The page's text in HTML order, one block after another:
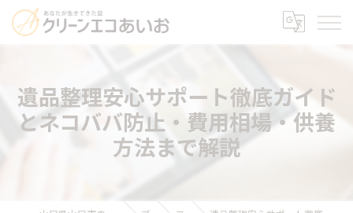
遺品整理安心サポート徹底ガイド
とネコババ防止・費用相場・供養
方法まで解説